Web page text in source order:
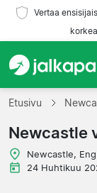
Vertaa
Etusivu
Joukkueet
Liigat
Etusivu
Newcastle
Newcastle,
24 Huhtikuu